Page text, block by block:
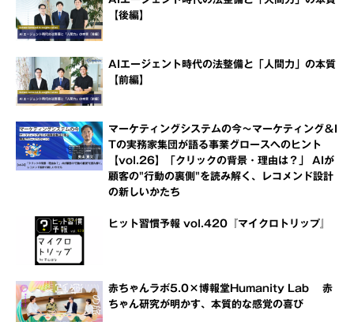
【後編】
AIエージェント時代の法整備と「人間力」の本質
【前編】
マーケティングシステムの今～マーケティング＆I
Tの実務家集団が語る事業グロースへのヒント
【vol.26】「クリックの背景・理由は？」 AIが
顧客の"行動の裏側"を読み解く、レコメンド設計
の新しいかたち
ヒット習慣予報 vol.420『マイクロトリップ』
赤ちゃんラボ5.0×博報堂Humanity Lab 赤
ちゃん研究が明かす、本質的な感覚の喜び